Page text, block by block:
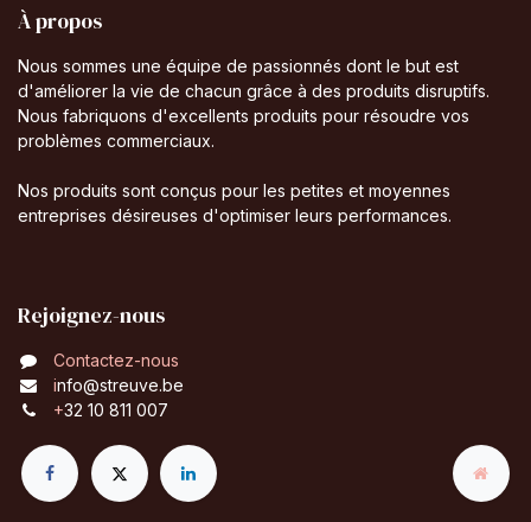
À propos
Nous sommes une équipe de passionnés dont le but est
d'améliorer la vie de chacun grâce à des produits disruptifs.
Nous fabriquons d'excellents produits pour résoudre vos
problèmes commerciaux.
Nos produits sont conçus pour les petites et moyennes
entreprises désireuses d'optimiser leurs performances.
Rejoignez-nous
Contactez-nous
info@streuve.be
+32 10 811 007